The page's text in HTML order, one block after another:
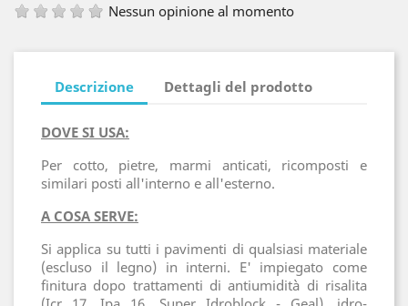
Nessun opinione al momento
Descrizione Dettagli del prodotto
DOVE SI USA:
Per cotto, pietre, marmi anticati, ricomposti e
similari posti all'interno e all'esterno.
A COSA SERVE:
Si applica su tutti i pavimenti di qualsiasi materiale
(escluso il legno) in interni. E' impiegato come
finitura dopo trattamenti di antiumidità di risalita